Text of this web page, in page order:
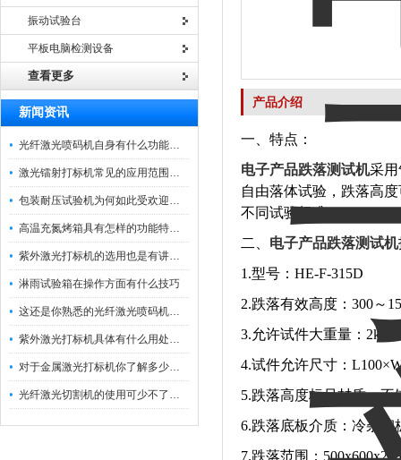
振动试验台
平板电脑检测设备
查看更多
新闻资讯
光纤激光喷码机自身有什么功能？不妨看看下文
激光镭射打标机常见的应用范围如下
包装耐压试验机为何如此受欢迎呢？
高温充氮烤箱具有怎样的功能特点呢？
紫外激光打标机的选用也是有讲究的
淋雨试验箱在操作方面有什么技巧
这还是你熟悉的光纤激光喷码机吗？
紫外激光打标机具体有什么用处呢？
对于金属激光打标机你了解多少呢？
光纤激光切割机的使用可少不了以下步骤
产品介绍
一、特点：
电子产品跌落测试机采
自由落体试验，跌落高
不同试验标准。
二、 电子产品跌落测试机
1.型号：HE-F-315D
2.跌落有效高度：300～1 5
3.允许试件大重量：2kg
4.试件允许尺寸：
5.跌落高度标尺材质：不
6.跌落底板介质：冷杂钢
7.跌落范围：